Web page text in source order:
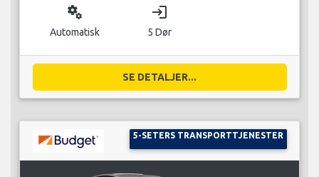
miscellaneous_services
Automatisk
login
5 Dør
SE DETALJER...
5-SETERS TRANSPORTTJENESTER